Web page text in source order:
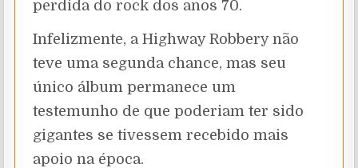
perdida do rock dos anos 70.
Infelizmente, a Highway Robbery não
teve uma segunda chance, mas seu
único álbum permanece um
testemunho de que poderiam ter sido
gigantes se tivessem recebido mais
apoio na época.